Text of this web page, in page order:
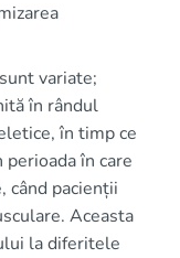
variate;
în rândul
în timp ce
în care
când pacienții
Aceasta
la diferitele